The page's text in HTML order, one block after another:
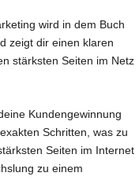
wird in dem Buch
zeigt dir einen klaren
stärksten Seiten im Netz
Kundengewinnung
Schritten, was zu
Seiten im Internet
zu einem